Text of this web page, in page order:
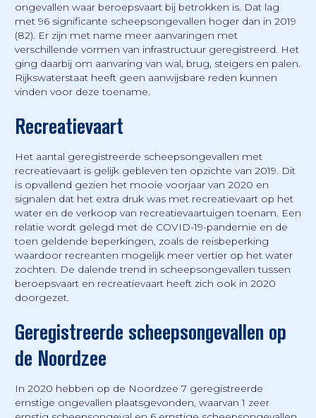
ongevallen waar beroepsvaart bij betrokken is. Dat lag
met 96 significante scheepsongevallen hoger dan in 2019
(82). Er zijn met name meer aanvaringen met
verschillende vormen van infrastructuur geregistreerd. Het
ging daarbij om aanvaring van wal, brug, steigers en palen.
Rijkswaterstaat heeft geen aanwijsbare reden kunnen
vinden voor deze toename.
Recreatievaart
Het aantal geregistreerde scheepsongevallen met
recreatievaart is gelijk gebleven ten opzichte van 2019. Dit
is opvallend gezien het mooie voorjaar van 2020 en
signalen dat het extra druk was met recreatievaart op het
water en de verkoop van recreatievaartuigen toenam. Een
relatie wordt gelegd met de COVID-19-pandemie en de
toen geldende beperkingen, zoals de reisbeperking
waardoor recreanten mogelijk meer vertier op het water
zochten. De dalende trend in scheepsongevallen tussen
beroepsvaart en recreatievaart heeft zich ook in 2020
doorgezet.
Geregistreerde scheepsongevallen op
de Noordzee
In 2020 hebben op de Noordzee 7 geregistreerde
ernstige ongevallen plaatsgevonden, waarvan 1 zeer